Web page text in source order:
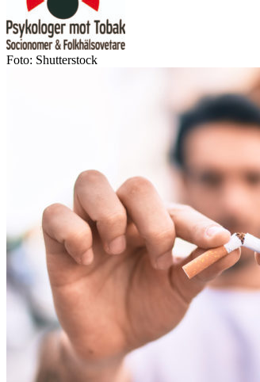
Foto: Shutterstock